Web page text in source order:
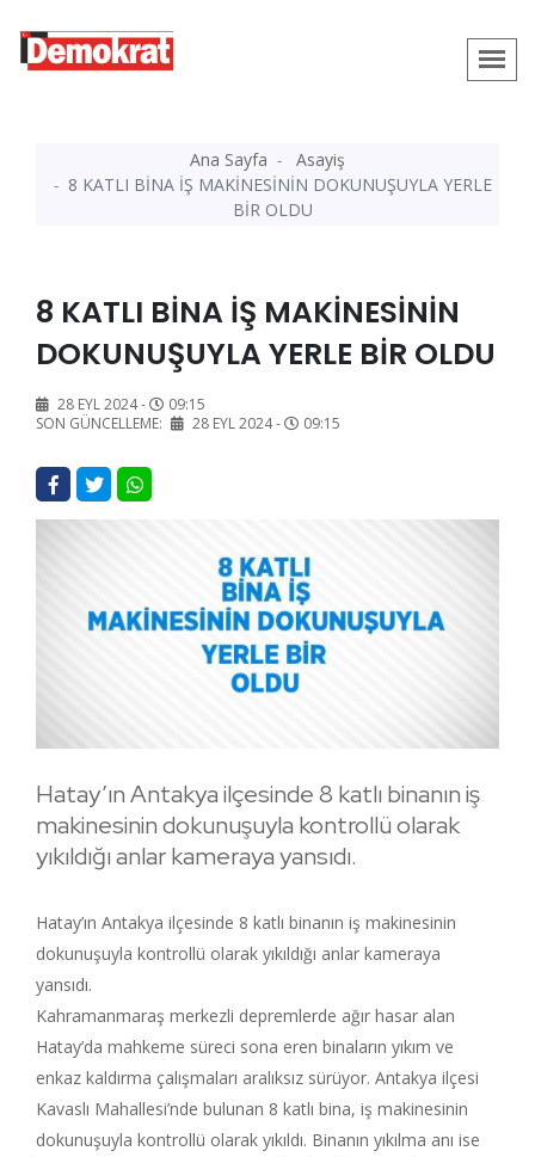
Ana Sayfa
Asayiş
8 KATLI BİNA İŞ MAKİNESİNİN DOKUNUŞUYLA YERLE
BİR OLDU
8 KATLI BİNA İŞ MAKİNESİNİN
DOKUNUŞUYLA YERLE BİR OLDU
28 EYL 2024 -
09:15
SON GÜNCELLEME:
28 EYL 2024 - 09:15
Hatay’ın Antakya ilçesinde 8 katlı binanın iş
makinesinin dokunuşuyla kontrollü olarak
yıkıldığı anlar kameraya yansıdı.
Hatay’ın Antakya ilçesinde 8 katlı binanın iş makinesinin
dokunuşuyla kontrollü olarak yıkıldığı anlar kameraya
yansıdı.
Kahramanmaraş merkezli depremlerde ağır hasar alan
Hatay’da mahkeme süreci sona eren binaların yıkım ve
enkaz kaldırma çalışmaları aralıksız sürüyor. Antakya ilçesi
Kavaslı Mahallesi’nde bulunan 8 katlı bina, iş makinesinin
dokunuşuyla kontrollü olarak yıkıldı. Binanın yıkılma anı ise